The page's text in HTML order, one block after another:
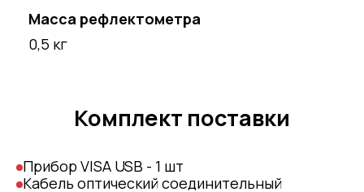
Масса рефлектометра
0,5 кг
Комплект поставки
Прибор VISA USB - 1 шт
Кабель оптический соединительный